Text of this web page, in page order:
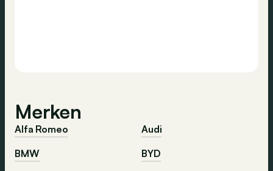
Merken
Alfa Romeo
Audi
BMW
BYD